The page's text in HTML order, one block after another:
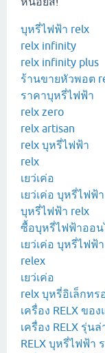
บุหรี่ไฟฟ้า relx
relx infinity
relx infinity plus
ร้านขายหัวพอต
ราคาบุหรี่ไฟฟ้า
relx zero
relx artisan
relx บุหรี่ไฟฟ้า
relx
เยว่เค่อ
เยว่เค่อ บุหรี่ไฟฟ้า
บุหรี่ไฟฟ้า relx
ซื้อบุหรี่ไฟฟ้าออ
เยว่เค่อ บุหรี่ไฟฟ้า
relex
เยว่เค่อ
relx บุหรี่อิเล็กทร
เครื่อง RELX ของ
เครื่อง RELX รุ่น
RELX บุหรี่ไฟฟ้า